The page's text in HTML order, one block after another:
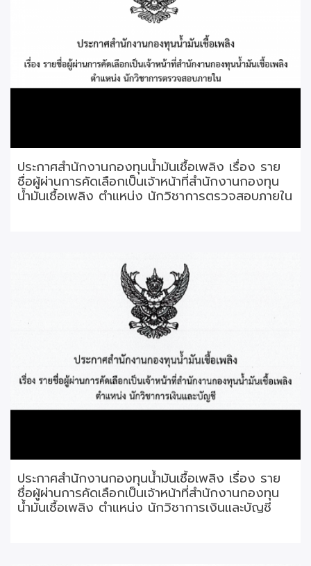
ประกาศสำนักงานกองทุนน้ำมันเชื้อเพลิง เรื่อง ราย
ชื่อผู้ผ่านการคัดเลือกเป็นเจ้าหน้าที่สำนักงานกองทุน
น้ำมันเชื้อเพลิง ตำแหน่ง นักวิชาการตรวจสอบภายใน
ประกาศสำนักงานกองทุนน้ำมันเชื้อเพลิง เรื่อง ราย
ชื่อผู้ผ่านการคัดเลือกเป็นเจ้าหน้าที่สำนักงานกองทุน
น้ำมันเชื้อเพลิง ตำแหน่ง นักวิชาการเงินและบัญชี